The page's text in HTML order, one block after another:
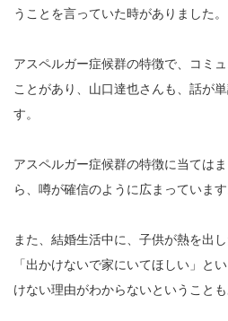
うことを言っていた時がありました。
アスペルガー症候群の特徴で、コミ
ことがあり、山口達也さんも、話が
す。
アスペルガー症候群の特徴に当ては
ら、噂が確信のように広まっています
また、結婚生活中に、子供が熱を出
「出かけないで家にいてほしい」と
けない理由がわからないということも